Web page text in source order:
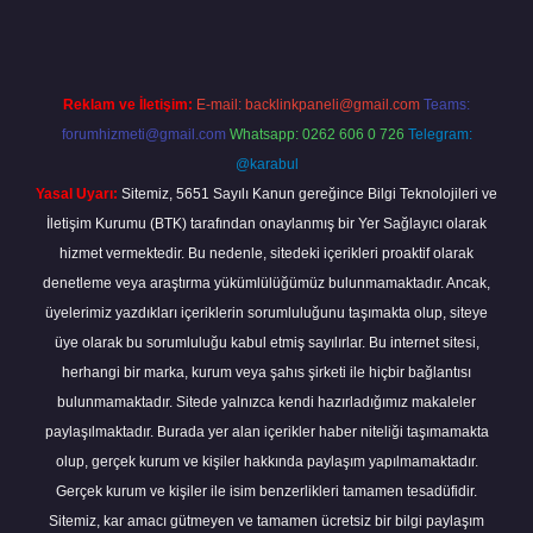
Reklam ve İletişim: E-mail: backlinkpaneli@gmail.com Teams:
forumhizmeti@gmail.com Whatsapp: 0262 606 0 726 Telegram:
@karabul
Yasal Uyarı: Sitemiz, 5651 Sayılı Kanun gereğince Bilgi Teknolojileri ve
İletişim Kurumu (BTK) tarafından onaylanmış bir Yer Sağlayıcı olarak
hizmet vermektedir. Bu nedenle, sitedeki içerikleri proaktif olarak
denetleme veya araştırma yükümlülüğümüz bulunmamaktadır. Ancak,
üyelerimiz yazdıkları içeriklerin sorumluluğunu taşımakta olup, siteye
üye olarak bu sorumluluğu kabul etmiş sayılırlar. Bu internet sitesi,
herhangi bir marka, kurum veya şahıs şirketi ile hiçbir bağlantısı
bulunmamaktadır. Sitede yalnızca kendi hazırladığımız makaleler
paylaşılmaktadır. Burada yer alan içerikler haber niteliği taşımamakta
olup, gerçek kurum ve kişiler hakkında paylaşım yapılmamaktadır.
Gerçek kurum ve kişiler ile isim benzerlikleri tamamen tesadüfidir.
Sitemiz, kar amacı gütmeyen ve tamamen ücretsiz bir bilgi paylaşım